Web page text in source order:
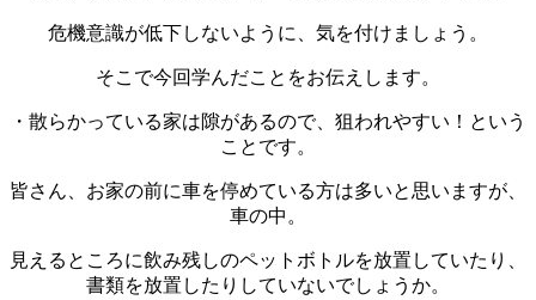
危機意識が低下しないように、気を付けましょう。
そこで今回学んだことをお伝えします。
・散らかっている家は隙があるので、狙われやすい！という
ことです。
皆さん、お家の前に車を停めている方は多いと思いますが、
車の中。
見えるところに飲み残しのペットボトルを放置していたり、
書類を放置したりしていないでしょうか。